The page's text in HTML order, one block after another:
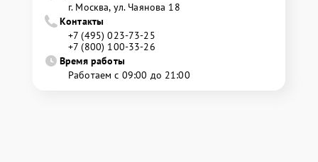
г. Москва, ул. Чаянова 18
Контакты
+7 (495) 023-73-25
+7 (800) 100-33-26
Время работы
Работаем с 09:00 до 21:00